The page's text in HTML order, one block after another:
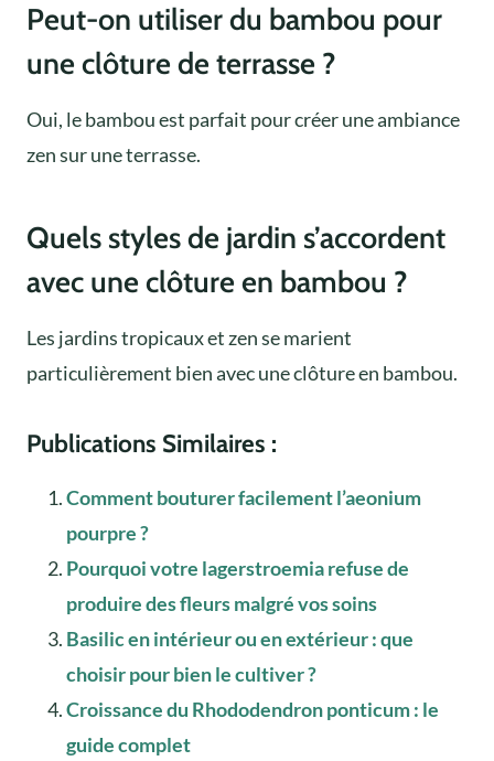
Peut-on utiliser du bambou pour
une clôture de terrasse ?
Oui, le bambou est parfait pour créer une ambiance
zen sur une terrasse.
Quels styles de jardin s’accordent
avec une clôture en bambou ?
Les jardins tropicaux et zen se marient
particulièrement bien avec une clôture en bambou.
Publications Similaires :
Comment bouturer facilement l’aeonium
pourpre ?
Pourquoi votre lagerstroemia refuse de
produire des fleurs malgré vos soins
Basilic en intérieur ou en extérieur : que
choisir pour bien le cultiver ?
Croissance du Rhododendron ponticum : le
guide complet